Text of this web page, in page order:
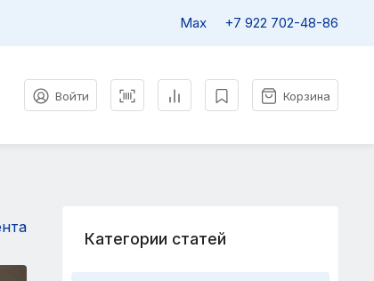
Max +7 922 702-48-86
Войти Корзина
Категории статей